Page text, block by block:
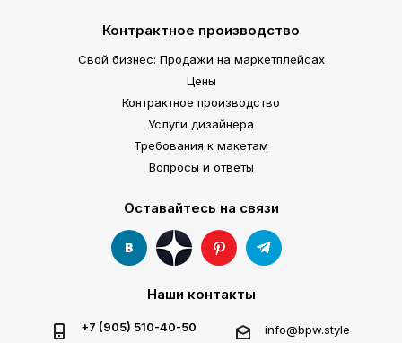
Контрактное производство
Свой бизнес: Продажи на маркетплейсах
Цены
Контрактное производство
Услуги дизайнера
Требования к макетам
Вопросы и ответы
Оставайтесь на связи
Наши контакты
+7 (905) 510-40-50 info@bpw.style